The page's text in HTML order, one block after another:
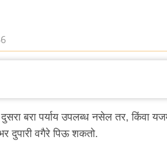
बरा पर्याय उपलब्ध नसेल तर, किंवा
दुपारी वगैरे पिऊ शकतो.